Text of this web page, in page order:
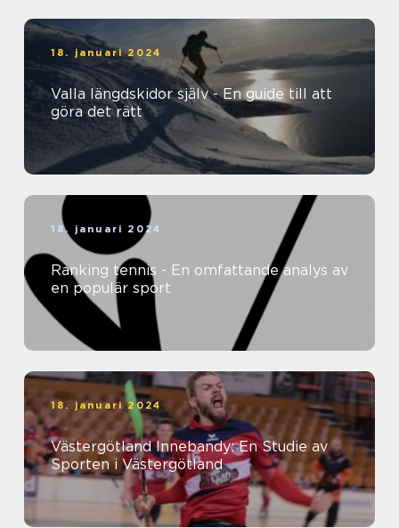
18. januari 2024
Valla längdskidor själv - En guide till att
göra det rätt
18. januari 2024
Ranking tennis - En omfattande analys av
en populär sport
18. januari 2024
Västergötland Innebandy: En Studie av
Sporten i Västergötland